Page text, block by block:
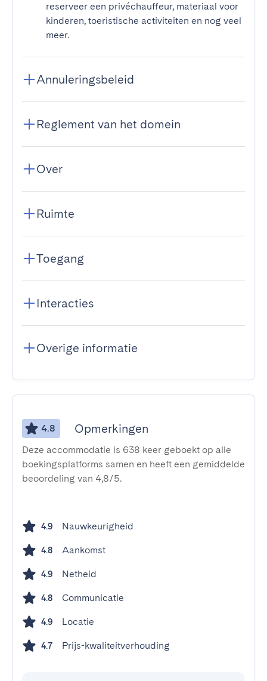
reserveer een privéchauffeur, materiaal voor
kinderen, toeristische activiteiten en nog veel
meer.
Annuleringsbeleid
Reglement van het domein
Over
Ruimte
Toegang
Interacties
Overige informatie
4.8 Opmerkingen
Deze accommodatie is 638 keer geboekt op alle
boekingsplatforms samen en heeft een gemiddelde
beoordeling van 4,8/5.
4.9 Nauwkeurigheid
4.8 Aankomst
4.9 Netheid
4.8 Communicatie
4.9 Locatie
4.7 Prijs-kwaliteitverhouding